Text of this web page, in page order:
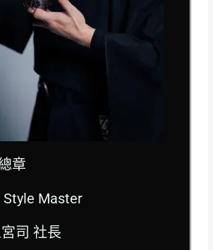
章
Style Master
司 社長